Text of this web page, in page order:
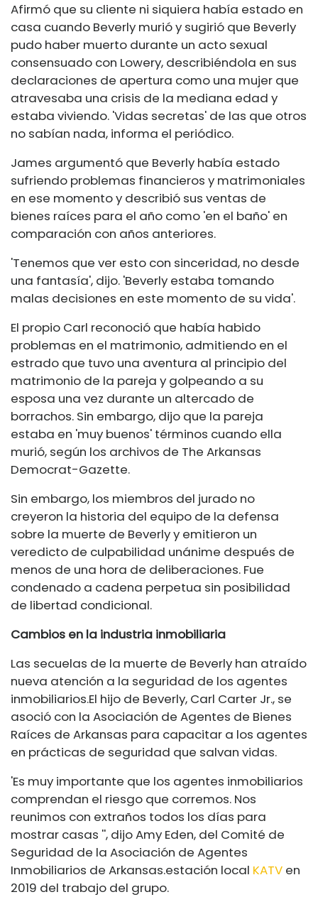
Afirmó que su cliente ni siquiera había estado en
casa cuando Beverly murió y sugirió que Beverly
pudo haber muerto durante un acto sexual
consensuado con Lowery, describiéndola en sus
declaraciones de apertura como una mujer que
atravesaba una crisis de la mediana edad y
estaba viviendo. 'Vidas secretas' de las que otros
no sabían nada, informa el periódico.
James argumentó que Beverly había estado
sufriendo problemas financieros y matrimoniales
en ese momento y describió sus ventas de
bienes raíces para el año como 'en el baño' en
comparación con años anteriores.
'Tenemos que ver esto con sinceridad, no desde
una fantasía', dijo. 'Beverly estaba tomando
malas decisiones en este momento de su vida'.
El propio Carl reconoció que había habido
problemas en el matrimonio, admitiendo en el
estrado que tuvo una aventura al principio del
matrimonio de la pareja y golpeando a su
esposa una vez durante un altercado de
borrachos. Sin embargo, dijo que la pareja
estaba en 'muy buenos' términos cuando ella
murió, según los archivos de The Arkansas
Democrat-Gazette.
Sin embargo, los miembros del jurado no
creyeron la historia del equipo de la defensa
sobre la muerte de Beverly y emitieron un
veredicto de culpabilidad unánime después de
menos de una hora de deliberaciones. Fue
condenado a cadena perpetua sin posibilidad
de libertad condicional.
Cambios en la industria inmobiliaria
Las secuelas de la muerte de Beverly han atraído
nueva atención a la seguridad de los agentes
inmobiliarios.El hijo de Beverly, Carl Carter Jr., se
asoció con la Asociación de Agentes de Bienes
Raíces de Arkansas para capacitar a los agentes
en prácticas de seguridad que salvan vidas.
'Es muy importante que los agentes inmobiliarios
comprendan el riesgo que corremos. Nos
reunimos con extraños todos los días para
mostrar casas '', dijo Amy Eden, del Comité de
Seguridad de la Asociación de Agentes
Inmobiliarios de Arkansas.estación local KATV en
2019 del trabajo del grupo.